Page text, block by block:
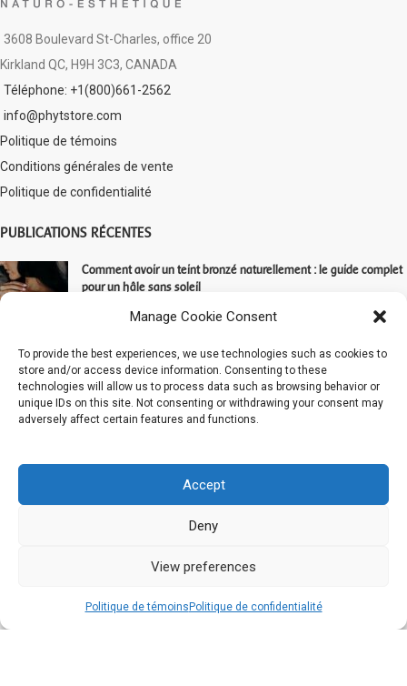
Manage Cookie Consent
To provide the best experiences, we use technologies such as cookies to
store and/or access device information. Consenting to these
technologies will allow us to process data such as browsing behavior or
unique IDs on this site. Not consenting or withdrawing your consent may
adversely affect certain features and functions.
Accept
Deny
View preferences
Politique de témoins Politique de confidentialité
3608 Boulevard St-Charles, office 20
Kirkland QC, H9H 3C3, CANADA
Téléphone: +1(800)661-2562
info@phytstore.com
Politique de témoins
Conditions générales de vente
Politique de confidentialité
PUBLICATIONS RÉCENTES
Comment avoir un teint bronzé naturellement : le guide complet
pour un hâle sans soleil
février 6, 2026 No Comments
Comment exfolier sa peau naturellement
novembre 24, 2025 No Comments
Gamme Aromaclear : Équilibre & pureté
Gamme Aromalliance Anti-Âge
Gamme anti-âge global d’exception : Panacée